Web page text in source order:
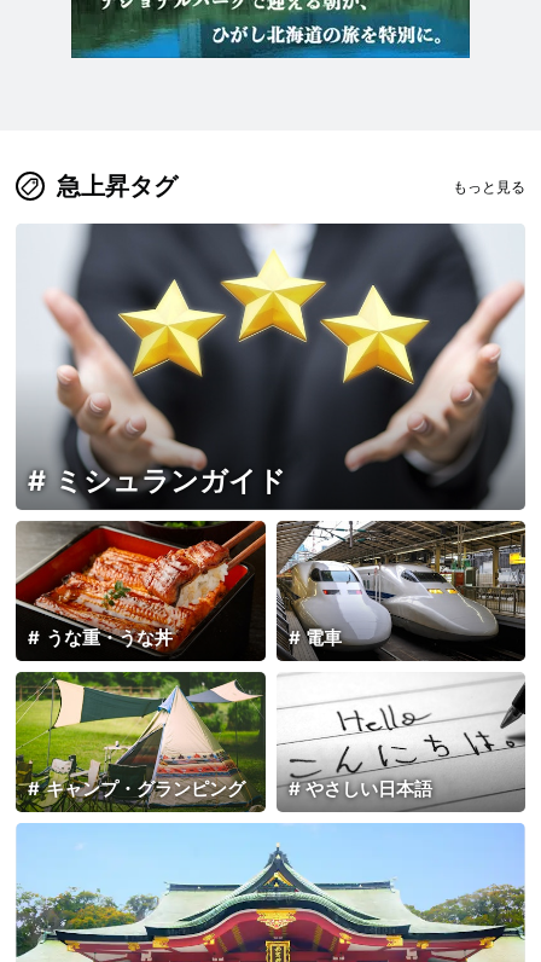
急上昇タグ もっと見る
ミシュランガイド
うな重・うな丼 電車
キャンプ・グランピング やさしい日本語